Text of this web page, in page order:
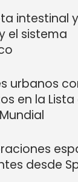
intestinal
el sistema
urbanos
en la Lista
desde